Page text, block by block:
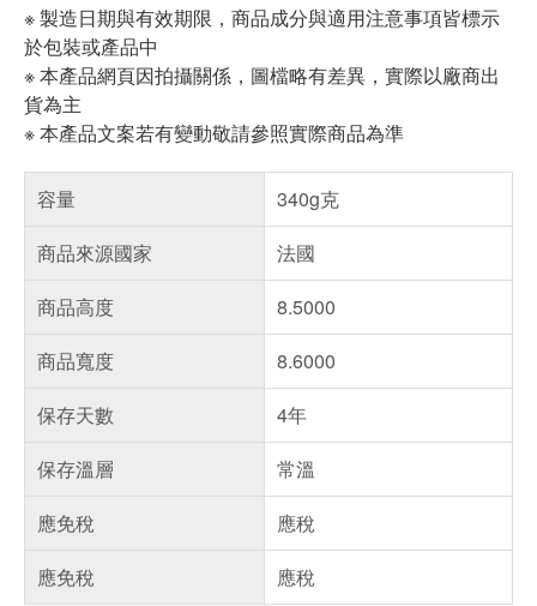
※ 製造日期與有效期限，商品成分與適用注意事項皆標示
於包裝或產品中
※ 本產品網頁因拍攝關係，圖檔略有差異，實際以廠商出
貨為主
※ 本產品文案若有變動敬請參照實際商品為準
容量
340g克
商品來源國家
法國
商品高度
8.5000
商品寬度
8.6000
保存天數
4年
保存溫層
常溫
應免稅
應稅
應免稅
應稅